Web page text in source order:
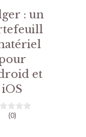
: un
et
iOS
(0)